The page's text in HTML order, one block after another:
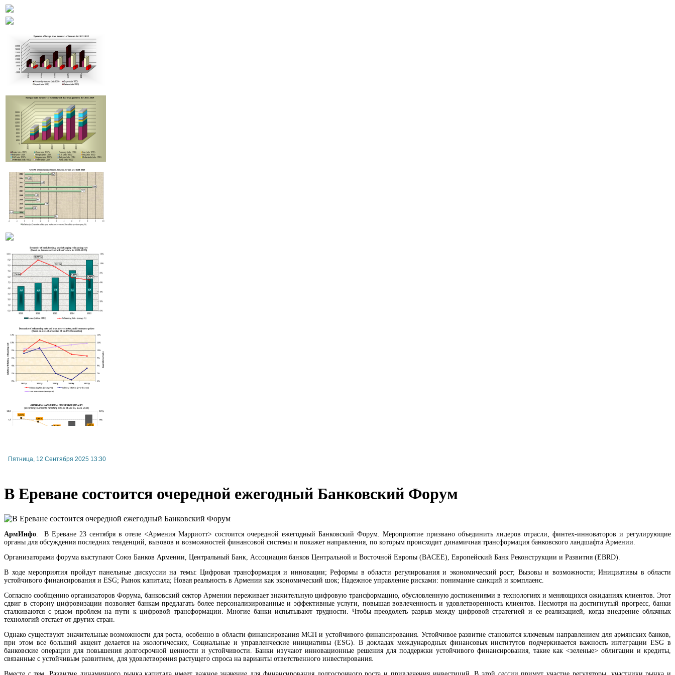
В Армении агрострахование активизируется
Пятница, 12 Сентября 2025 13:30
В Ереване состоится очередной ежегодный Банковский Форум
АрмИнфо . В Ереване 23 сентября в отеле <Армения Марриотт> состоится очередной ежегодный Банковский Форум. Мероприятие призвано объединить лидеров отрасли, финтех-инноваторов и регулирующие
органы для обсуждения последних тенденций, вызовов и возможностей финансовой системы и покажет направления, по которым происходит динамичная трансформация банковского ландшафта Армении.
Организаторами форума выступают Союз Банков Армении, Центральный Банк, Ассоциация банков Центральной и Восточной Европы (BACEE), Европейский Банк Реконструкции и Развития (EBRD).
В ходе мероприятия пройдут панельные дискуссии на темы: Цифровая трансформация и инновации; Реформы в области регулирования и экономический рост; Вызовы и возможности; Инициативы в области
устойчивого финансирования и ESG; Рынок капитала; Новая реальность в Армении как экономический шок; Надежное управление рисками: понимание санкций и комплаенс.
Согласно сообщению организаторов Форума, банковский сектор Армении переживает значительную цифровую трансформацию, обусловленную достижениями в технологиях и меняющихся ожиданиях клиентов. Этот
сдвиг в сторону цифровизации позволяет банкам предлагать более персонализированные и эффективные услуги, повышая вовлеченность и удовлетворенность клиентов. Несмотря на достигнутый прогресс, банки
сталкиваются с рядом проблем на пути к цифровой трансформации. Многие банки испытывают трудности. Чтобы преодолеть разрыв между цифровой стратегией и ее реализацией, когда внедрение облачных
технологий отстает от других стран.
Однако существуют значительные возможности для роста, особенно в области финансирования МСП и устойчивого финансирования. Устойчивое развитие становится ключевым направлением для армянских банков,
при этом все больший акцент делается на экологических, Социальные и управленческие инициативы (ESG). В докладах международных финансовых институтов подчеркивается важность интеграции ESG в
банковские операции для повышения долгосрочной ценности и устойчивости. Банки изучают инновационные решения для поддержки устойчивого финансирования, такие как <зеленые> облигации и кредиты,
связанные с устойчивым развитием, для удовлетворения растущего спроса на варианты ответственного инвестирования.